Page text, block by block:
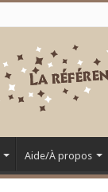
Aide/À propos